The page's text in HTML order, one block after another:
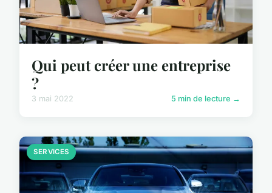
Qui peut créer une entreprise
?
3 mai 2022 5 min de lecture →
SERVICES